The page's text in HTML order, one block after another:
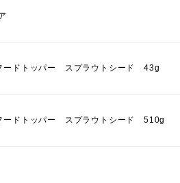
ドトッパー スプラウトシード 43g
ドトッパー スプラウトシード 510g